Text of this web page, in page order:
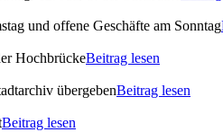
und offene Geschäfte am Sonntag
HochbrückeBeitrag lesen
übergebenBeitrag lesen
Beitrag lesen